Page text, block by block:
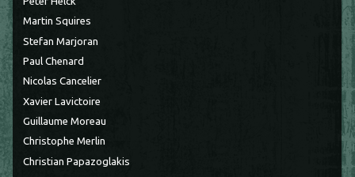
Martin Squires
Stefan Marjoran
Paul Chenard
Nicolas Cancelier
Xavier Lavictoire
Guillaume Moreau
Christophe Merlin
Christian Papazoglakis